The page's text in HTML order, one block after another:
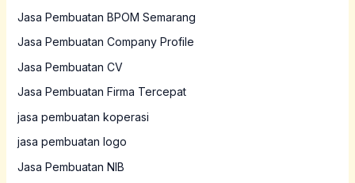
Jasa Pembuatan BPOM Semarang
Jasa Pembuatan Company Profile
Jasa Pembuatan CV
Jasa Pembuatan Firma Tercepat
jasa pembuatan koperasi
jasa pembuatan logo
Jasa Pembuatan NIB